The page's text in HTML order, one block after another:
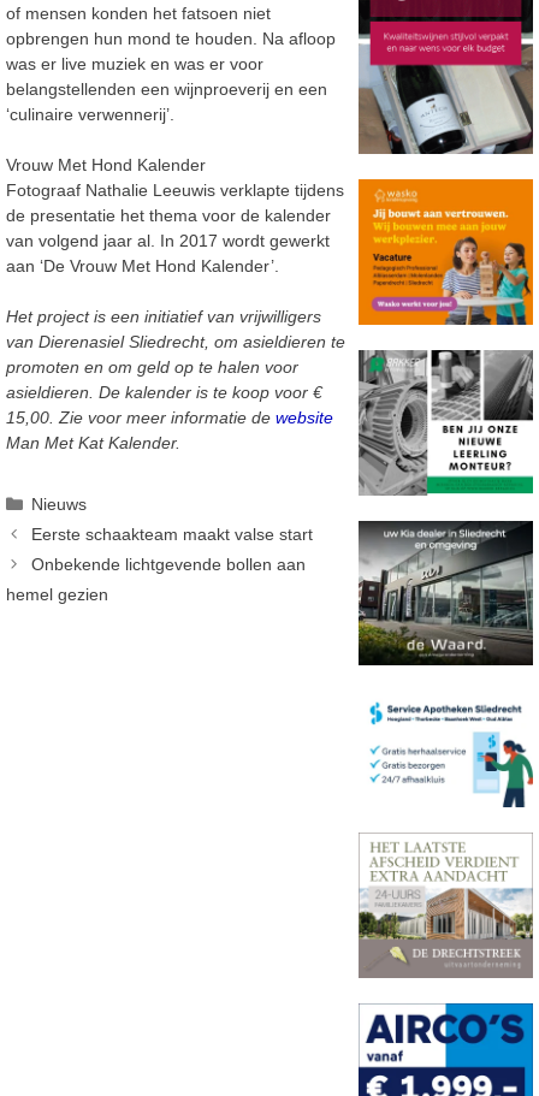
of mensen konden het fatsoen niet
opbrengen hun mond te houden. Na afloop
was er live muziek en was er voor
belangstellenden een wijnproeverij en een
‘culinaire verwennerij’.
Vrouw Met Hond Kalender
Fotograaf Nathalie Leeuwis verklapte tijdens
de presentatie het thema voor de kalender
van volgend jaar al. In 2017 wordt gewerkt
aan ‘De Vrouw Met Hond Kalender’.
Het project is een initiatief van vrijwilligers
van Dierenasiel Sliedrecht, om asieldieren te
promoten en om geld op te halen voor
asieldieren. De kalender is te koop voor €
15,00. Zie voor meer informatie de website
Man Met Kat Kalender.
Categorieën
Nieuws
Eerste schaakteam maakt valse start
Onbekende lichtgevende bollen aan
hemel gezien